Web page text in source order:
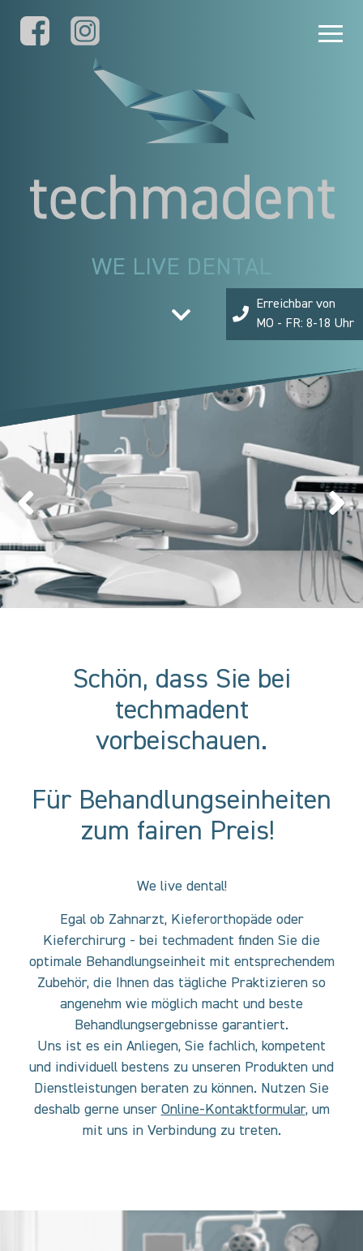
Erreichbar von
MO - FR: 8-18 Uhr
WE LIVE DENTAL
Schön, dass Sie bei
techmadent
vorbeischauen.
Für Behandlungseinheiten
zum fairen Preis!
We live dental!
Egal ob Zahnarzt, Kieferorthopäde oder
Kieferchirurg - bei techmadent finden Sie die
optimale Behandlungseinheit mit entsprechendem
Zubehör, die Ihnen das tägliche Praktizieren so
angenehm wie möglich macht und beste
Behandlungsergebnisse garantiert.
Uns ist es ein Anliegen, Sie fachlich, kompetent
und individuell bestens zu unseren Produkten und
Dienstleistungen beraten zu können. Nutzen Sie
deshalb gerne unser Online-Kontaktformular, um
mit uns in Verbindung zu treten.
Hightech Qualität
Entdecken Sie Unsere Produktlinie
Fairer Preis